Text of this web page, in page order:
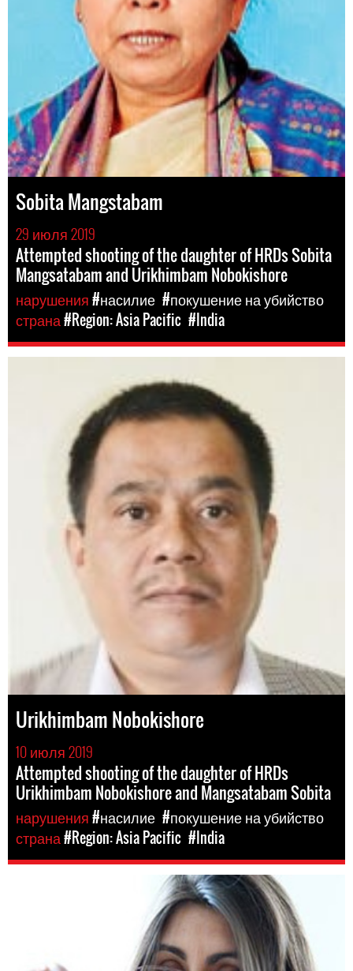
Sobita Mangstabam
29 июля 2019
Attempted shooting of the daughter of HRDs Sobita
Mangsatabam and Urikhimbam Nobokishore
нарушения#насилие #покушение на убийство
страна#Region: Asia Pacific #India
Urikhimbam Nobokishore
10 июля 2019
Attempted shooting of the daughter of HRDs
Urikhimbam Nobokishore and Mangsatabam Sobita
нарушения#насилие #покушение на убийство
страна#Region: Asia Pacific #India